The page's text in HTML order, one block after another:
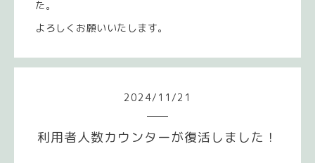
た。
よろしくお願いいたします。
2024/ 11 /21
利用者人数カウンターが復活しました！